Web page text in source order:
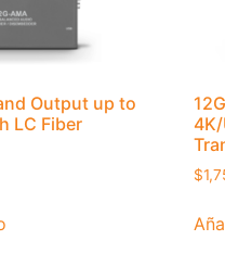
Output up to
LC Fiber
$